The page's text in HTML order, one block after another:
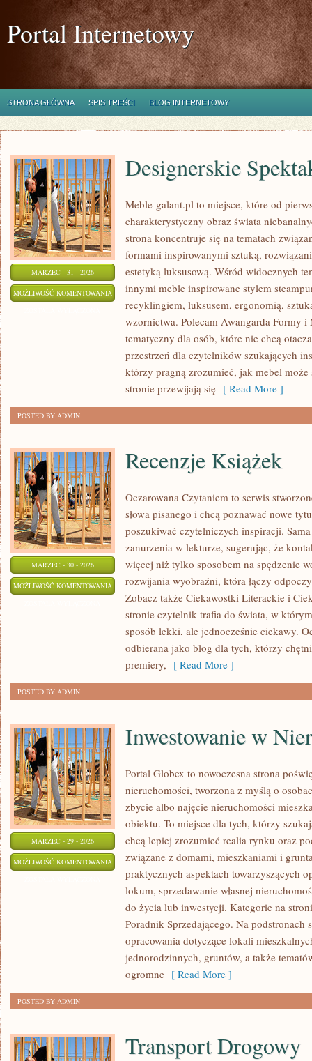
Portal Internetowy
STRONA GŁÓWNA SPIS TREŚCI BLOG INTERNETOWY
MARZEC - 31 - 2026
MOŻLIWOŚĆ KOMENTOWANIA DESIGNERSKIE
SPEKTAKLE
Designerskie
Meble-galant.pl to miejsce, które od
charakterystyczny obraz świata
strona koncentruje się na tematach
formami inspirowanymi sztuką,
estetyką luksusową. Wśród widocznych
innymi meble inspirowane stylem
recyklingiem, luksusem, ergonomią,
wzornictwa. Polecam Awangarda Formy i
tematyczny dla osób, które nie chcą
przestrzeń dla czytelników szukających
którzy pragną zrozumieć, jak mebel może
stronie przewijają się [ Read More ]
POSTED BY ADMIN
MARZEC - 30 - 2026
MOŻLIWOŚĆ KOMENTOWANIA RECENZJE
KSIĄŻEK
Recenzje Książek
Oczarowana Czytaniem to serwis
słowa pisanego i chcą poznawać nowe
poszukiwać czytelniczych inspiracji.
zanurzenia w lekturze, sugerując, że
więcej niż tylko sposobem na spędzenie
rozwijania wyobraźni, która łączy
Zobacz także Ciekawostki Literackie i
stronie czytelnik trafia do świata, w
sposób lekki, ale jednocześnie ciekawy.
odbierana jako blog dla tych, którzy
premiery, [ Read More ]
POSTED BY ADMIN
MARZEC - 29 - 2026
MOŻLIWOŚĆ KOMENTOWANIA INWESTOWANIE
NIERUCHOMOŚCI
Inwestowanie w
Portal Globex to nowoczesna strona
nieruchomości, tworzona z myślą o
zbycie albo najęcie nieruchomości
obiektu. To miejsce dla tych, którzy
chcą lepiej zrozumieć realia rynku oraz
związane z domami, mieszkaniami i
praktycznych aspektach towarzyszących
lokum, sprzedawanie własnej
do życia lub inwestycji. Kategorie na
Poradnik Sprzedającego. Na
opracowania dotyczące lokali
jednorodzinnych, gruntów, a także
ogromne [ Read More ]
POSTED BY ADMIN
Transport Drogowy